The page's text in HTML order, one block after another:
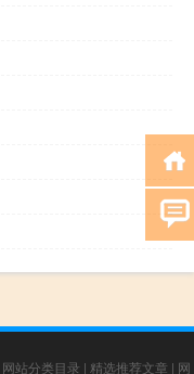
网站分类目录 | 精选推荐文章 | 网